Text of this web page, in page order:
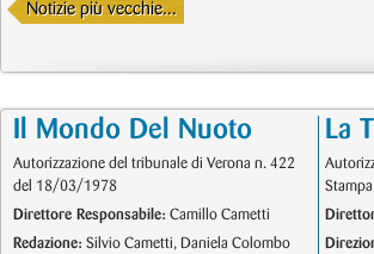
Notizie più vecchie...
Il Mondo Del Nuoto
Autorizzazione del tribunale di Verona n. 422
del 18/03/1978
Direttore Responsabile: Camillo Cametti
Redazione: Silvio Cametti, Daniela Colombo
La